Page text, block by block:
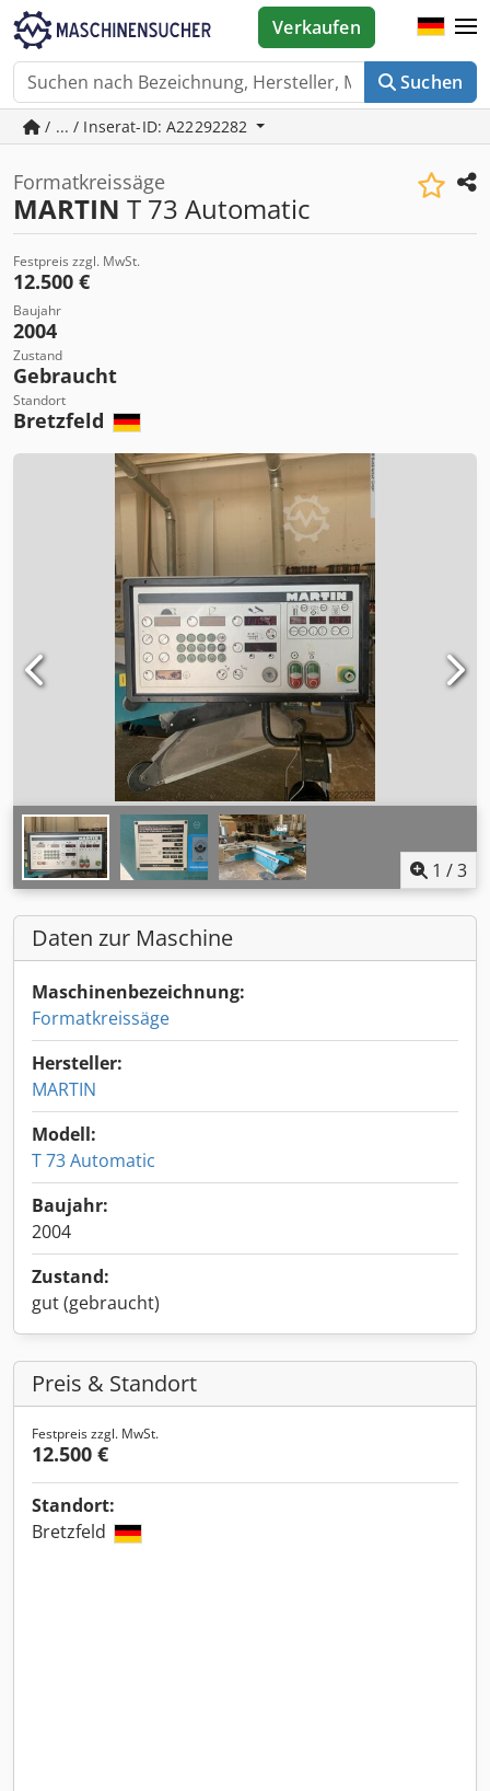
Suchen
Verkaufen
/ ... / Inserat-ID: A22292282
Formatkreissäge
MARTIN T 73 Automatic
Festpreis zzgl. MwSt.
12.500 €
Baujahr
2004
Zustand
Gebraucht
Standort
Bretzfeld
1 /3
Daten zur Maschine
Maschinenbezeichnung:
Formatkreissäge
Hersteller:
MARTIN
Modell:
T 73 Automatic
Baujahr:
2004
Zustand:
gut (gebraucht)
Preis & Standort
Festpreis zzgl. MwSt.
12.500 €
Standort:
Bretzfeld